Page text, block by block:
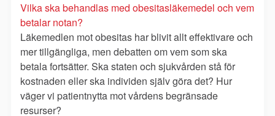
Vilka ska behandlas med obesitasläkemedel och vem
betalar notan?
Läkemedlen mot obesitas har blivit allt effektivare och
mer tillgängliga, men debatten om vem som ska
betala fortsätter. Ska staten och sjukvården stå för
kostnaden eller ska individen själv göra det? Hur
väger vi patientnytta mot vårdens begränsade
resurser?